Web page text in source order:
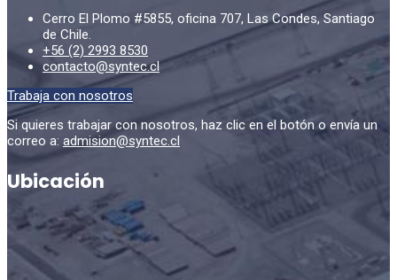
Cerro El Plomo #5855, oficina 707, Las Condes, Santiago
de Chile.
+56 (2) 2993 8530
contacto@syntec.cl
Trabaja con nosotros
Si quieres trabajar con nosotros, haz clic en el botón o envía un
correo a: admision@syntec.cl
Ubicación